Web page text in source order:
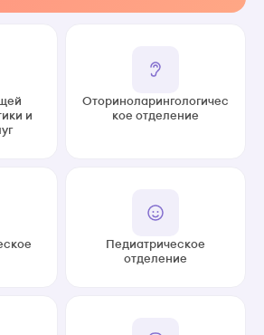
и
Оториноларингологичес
кое отделение
Педиатрическое
отделение